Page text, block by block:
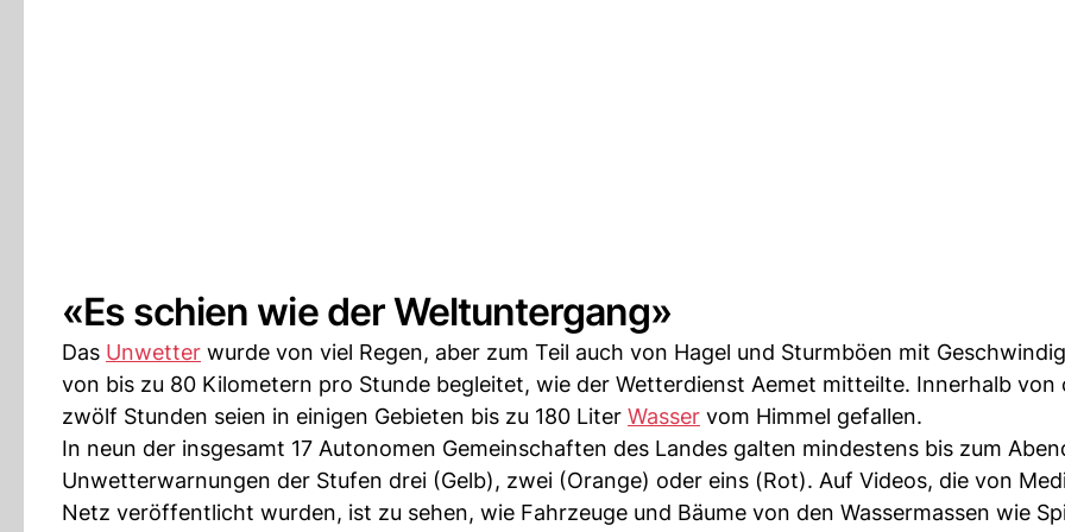
«Es schien wie der Weltuntergang»
Das Unwetter wurde von viel Regen, aber zum Teil auch von Hagel und Sturmböen mit
von bis zu 80 Kilometern pro Stunde begleitet, wie der Wetterdienst Aemet mitteilte. Innerhalb von
zwölf Stunden seien in einigen Gebieten bis zu 180 Liter Wasser vom Himmel gefallen.
In neun der insgesamt 17 Autonomen Gemeinschaften des Landes galten mindestens bis zum
Unwetterwarnungen der Stufen drei (Gelb), zwei (Orange) oder eins (Rot). Auf Videos, die von
Netz veröffentlicht wurden, ist zu sehen, wie Fahrzeuge und Bäume von den Wassermassen wie